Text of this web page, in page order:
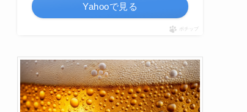
Yahooで見る
ポチップ